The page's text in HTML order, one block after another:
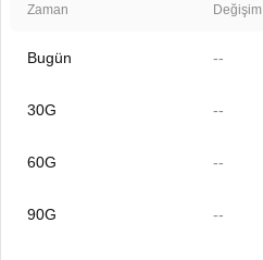
Zaman Değişim
Bugün --
30G --
60G --
90G --